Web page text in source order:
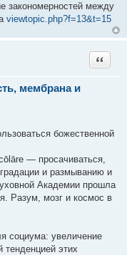
закономерностей между
viewtopic.php?f=13&t=15
мембрана и
Цитата
божественной
— просачиваться,
и размыванию и
Академии прошла
Разум, мозг и космос в
социума: увеличение
этих